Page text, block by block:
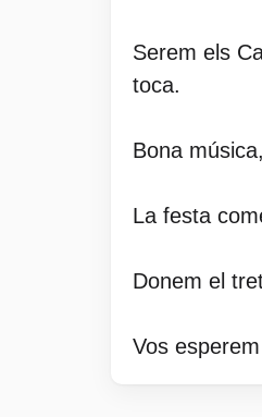
Serem els
toca.
Bona
La festa
Donem el
Vos